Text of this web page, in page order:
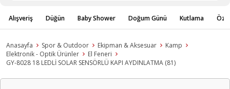
Alışveriş Düğün Baby Shower Doğum Günü Kutlama
Anasayfa Spor & Outdoor Ekipman & Aksesuar
Kamp
Elektronik - Optik Ürünler
El Feneri
GY-8028 18 LEDLİ SOLAR SENSÖRLÜ KAPI AYDINLATMA (81)